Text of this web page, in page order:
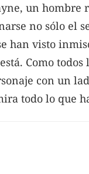
un hombre
no sólo el
han visto
Como
con un
todo lo que